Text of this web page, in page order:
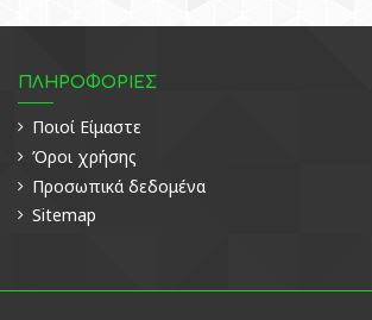
ΠΛΗΡΟΦΟΡΙΕΣ
Ποιοί Είμαστε
Όροι χρήσης
Προσωπικά δεδομένα
Sitemap